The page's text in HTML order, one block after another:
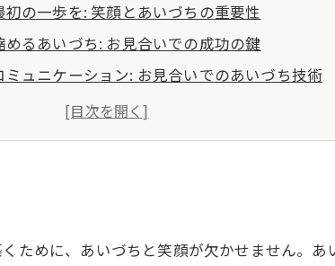
初の一歩を: 笑顔とあいづちの重要性
めるあいづち: お見合いでの成功の鍵
ミュニケーション: お見合いでのあいづち技術
引き出すコツ: あいづちを活用した対話術
を深める: あいづちでつながるリング
なす素敵な出会い: 結婚相談所での成功体験
ために、あいづちと笑顔が欠かせません。